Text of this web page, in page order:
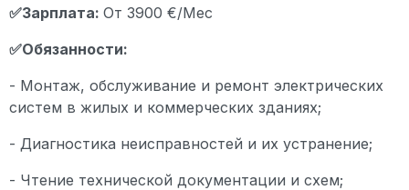
✅Зарплата: От 3900 €/Мес
✅Обязанности:
- Монтаж, обслуживание и ремонт электрических
систем в жилых и коммерческих зданиях;
- Диагностика неисправностей и их устранение;
- Чтение технической документации и схем;